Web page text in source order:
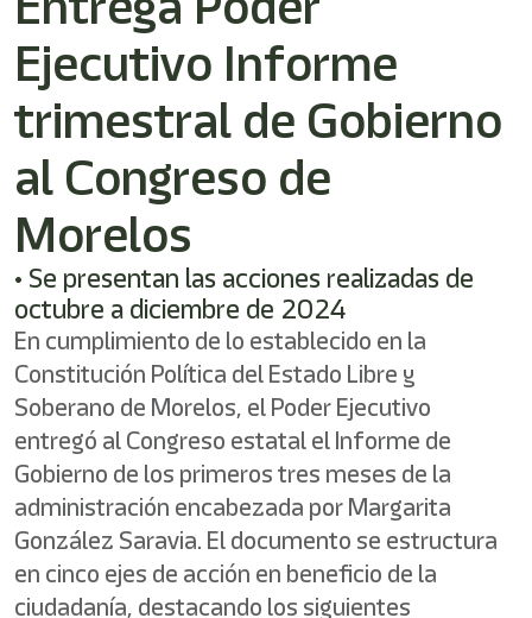
Este
acceso
directo
activa
lector
de
pantalla
para
ayudarle
navegar
interactuar
contenido.
Ejecutivo Informe
trimestral de Gobierno
al Congreso de
Morelos
• Se presentan las acciones realizadas de
octubre a diciembre de 2024
En cumplimiento de lo establecido en la
Constitución Política del Estado Libre y
Soberano de Morelos, el Poder Ejecutivo
entregó al Congreso estatal el Informe de
Gobierno de los primeros tres meses de la
administración encabezada por Margarita
González Saravia. El documento se estructura
en cinco ejes de acción en beneficio de la
ciudadanía, destacando los siguientes